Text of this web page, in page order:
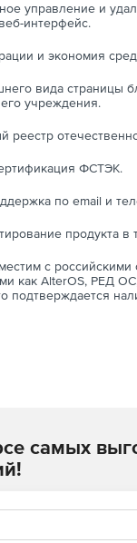
управление и
интерфейс.
и экономия
вида страницы
учреждения.
реестр
ФСТЭК.
по email и
продукта в
с
как AlterOS, РЕД
подтверждается
самых